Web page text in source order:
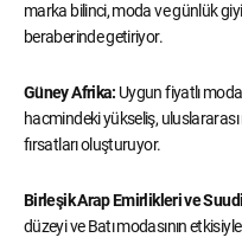
marka bilinci, moda ve günlük
beraberinde getiriyor.
Güney Afrika: Uygun fiyatlı
hacmindeki yükseliş,
fırsatları oluşturuyor.
Birleşik Arap Emirlikleri ve
düzeyi ve Batı modasının